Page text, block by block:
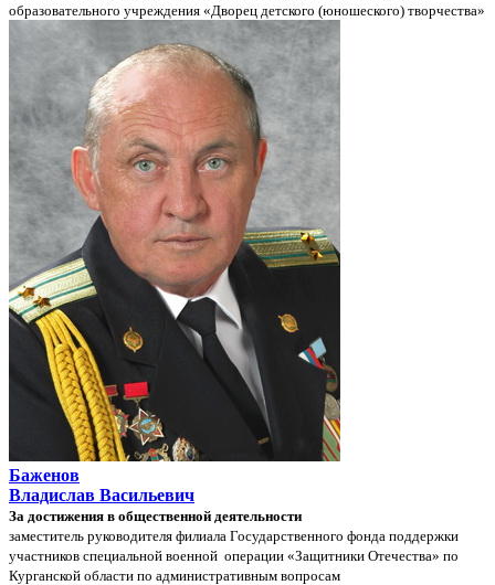
образовательного учреждения «Дворец детского (юношеского) творчества»
Баженов
Владислав Васильевич
За достижения в общественной деятельности
заместитель руководителя филиала Государственного фонда поддержки
участников специальной военной операции «Защитники Отечества» по
Курганской области по административным вопросам